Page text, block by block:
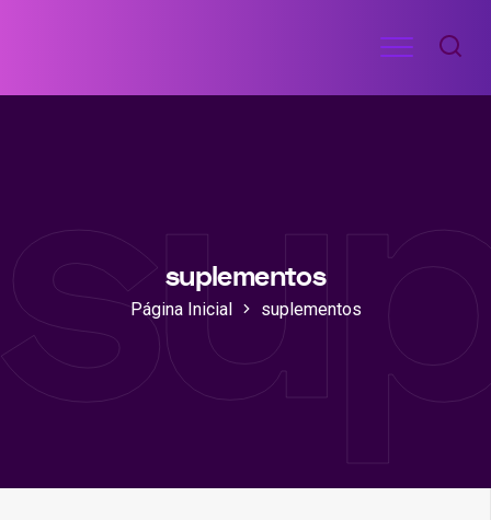
conteúdo
RECEITAS
ACADEMIA
Menu
suplementos
Página Inicial suplementos